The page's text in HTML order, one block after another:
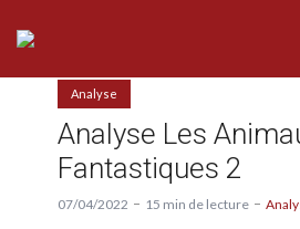
Analyse
Analyse Les
Fantastiques 2
07/04/2022 15 min de lecture